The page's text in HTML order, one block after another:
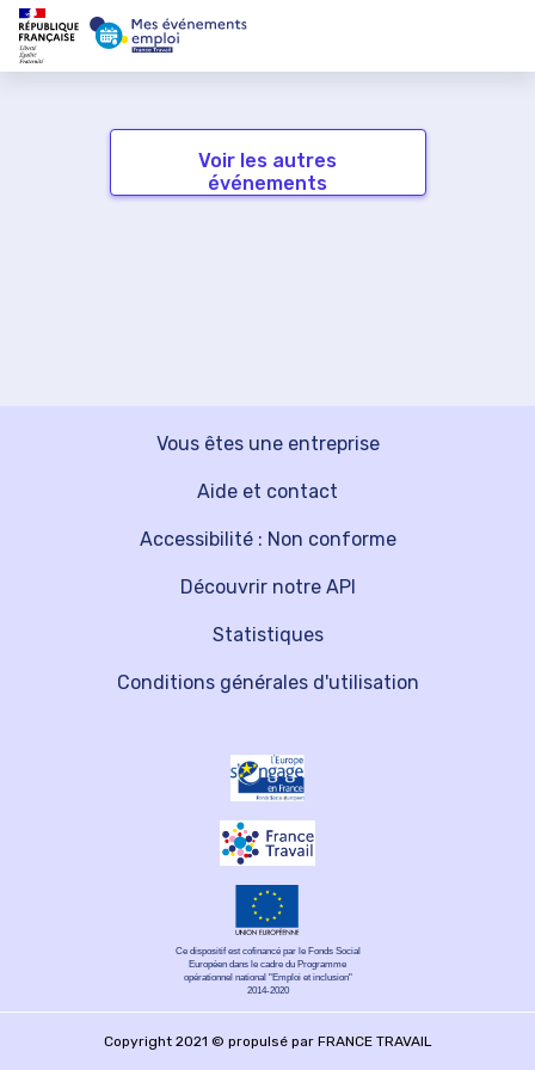
Voir les autres
événements
Vous êtes une entreprise
Découvrir notre API
Aide et contact
Statistiques
Accessibilité : Non conforme
Conditions générales d'utilisation
Ce dispositif est cofinancé par le Fonds Social
Européen dans le cadre du Programme
opérationnel national "Emploi et inclusion"
2014-2020
Copyright 2021 © propulsé par FRANCE TRAVAIL